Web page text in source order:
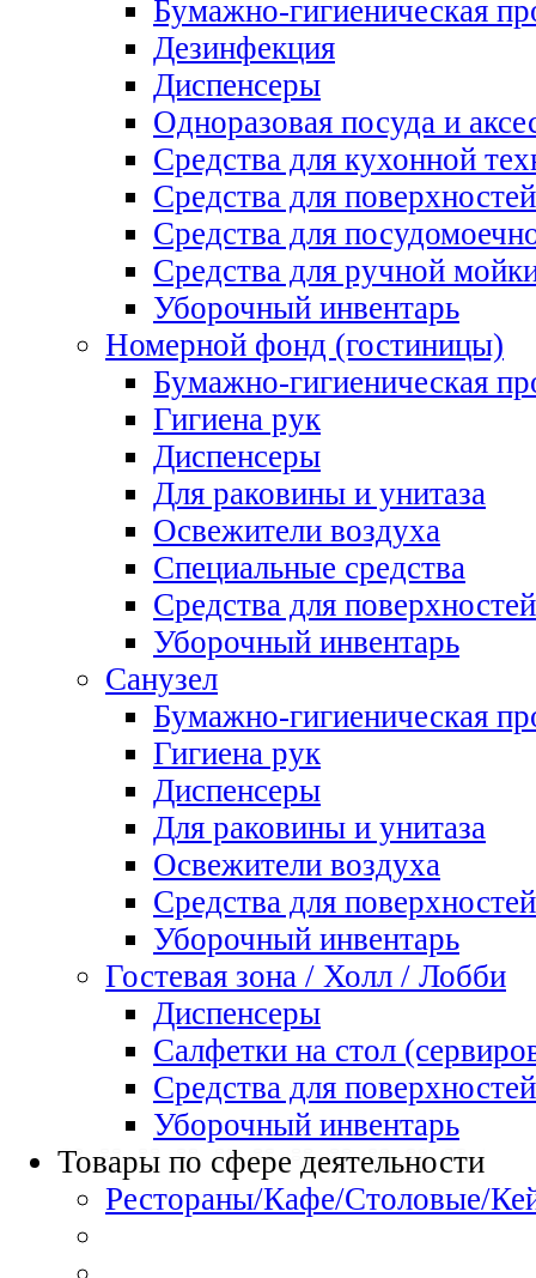
Бумажно-гигиеническая
Дезинфекция
Диспенсеры
Одноразовая посуда и
Средства для кухонной
Средства для поверхностей
Средства для
Средства для ручной
Уборочный инвентарь
Номерной фонд (гостиницы)
Бумажно-гигиеническая
Гигиена рук
Диспенсеры
Для раковины и унитаза
Освежители воздуха
Специальные средства
Средства для поверхностей
Уборочный инвентарь
Санузел
Бумажно-гигиеническая
Гигиена рук
Диспенсеры
Для раковины и унитаза
Освежители воздуха
Средства для поверхностей
Уборочный инвентарь
Гостевая зона / Холл / Лобби
Диспенсеры
Салфетки на стол
Средства для поверхностей
Уборочный инвентарь
Товары по сфере деятельности
Рестораны/Кафе/Столовые/